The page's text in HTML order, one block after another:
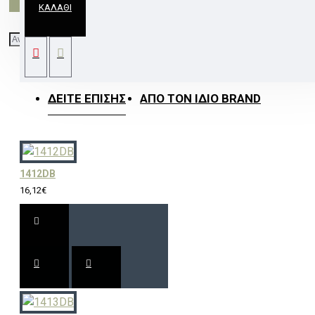
ΚΑΛΆΘΙ
2 IN 1 8W LED NIGHT LIGHT & PROJECTOR WITH
ΔΕΊΤΕ ΕΠΊΣΗΣ ΑΠΌ ΤΟΝ ΊΔΙΟ BRAND
1412DB
16,12€